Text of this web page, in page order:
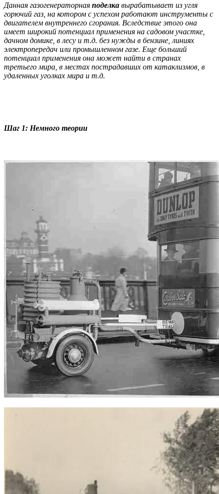
Данная газогенераторная поделка вырабатывает из угля
горючий газ, на котором с успехом работают инструменты с
двигателем внутреннего сгорания. Вследствие этого она
имеет широкий потенциал применения на садовом участке,
дачном домике, в лесу и т.д. без нужды в бензине, линиях
электропередач или промышленном газе. Еще больший
потенциал применения она может найти в странах
третьего мира, в местах пострадавших от катаклизмов, в
удаленных уголках мира и т.д.
Шаг 1: Немного теории